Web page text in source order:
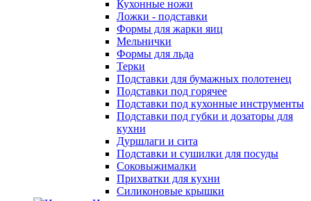
Кухонные ножи
Ложки - подставки
Формы для жарки яиц
Мельнички
Формы для льда
Терки
Подставки для бумажных полотенец
Подставки под горячее
Подставки под кухонные инструменты
Подставки под губки и дозаторы для
кухни
Дуршлаги и сита
Подставки и сушилки для посуды
Соковыжималки
Прихватки для кухни
Силиконовые крышки